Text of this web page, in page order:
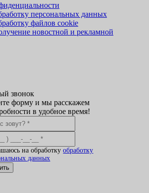
персональных данных
файлов cookie
новостной и рекламной
звонок
форму и мы расскажем
в удобное время!
на обработкуобработку
данных